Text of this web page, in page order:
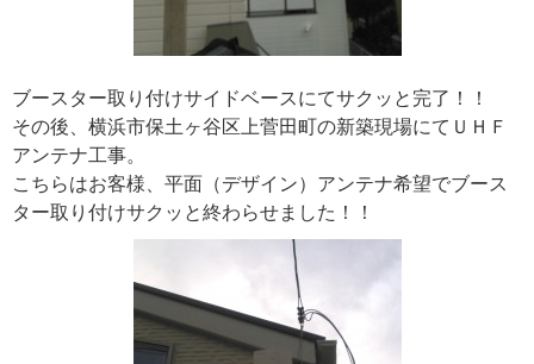
ブースター取り付けサイドベースにてサクッと完了！！
その後、横浜市保土ヶ谷区上菅田町の新築現場にてＵＨＦ
アンテナ工事。
こちらはお客様、平面（デザイン）アンテナ希望でブース
ター取り付けサクッと終わらせました！！